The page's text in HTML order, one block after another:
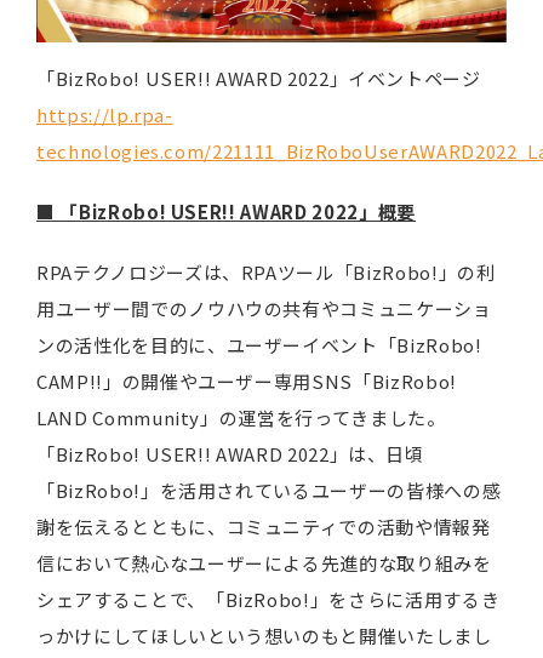
「BizRobo! USER!! AWARD 2022」イベントページ
https://lp.rpa-
technologies.com/
■ 「BizRobo! USER!! AWARD 2022」概要
RPAテクノロジーズは、RPAツール「BizRobo!」の利
用ユーザー間でのノウハウの共有やコミュニケーショ
ンの活性化を目的に、ユーザーイベント「BizRobo!
CAMP!!」の開催やユーザー専用SNS「BizRobo!
LAND Community」の運営を行ってきました。
「BizRobo! USER!! AWARD 2022」は、日頃
「BizRobo!」を活用されているユーザーの皆様への感
謝を伝えるとともに、コミュニティでの活動や情報発
信において熱心なユーザーによる先進的な取り組みを
シェアすることで、「BizRobo!」をさらに活用するき
っかけにしてほしいという想いのもと開催いたしまし